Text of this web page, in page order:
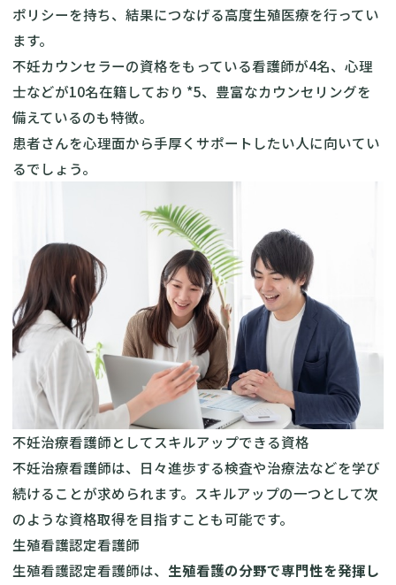
ポリシーを持ち、結果につなげる高度生殖医療を行ってい
ます。
不妊カウンセラーの資格をもっている看護師が4名、心理
士などが10名在籍しており *5、豊富なカウンセリングを
備えているのも特徴。
患者さんを心理面から手厚くサポートしたい人に向いてい
るでしょう。
不妊治療看護師としてスキルアップできる資格
不妊治療看護師は、日々進歩する検査や治療法などを学び
続けることが求められます。スキルアップの一つとして次
のような資格取得を目指すことも可能です。
生殖看護認定看護師
生殖看護認定看護師は、 生殖看護の分野で専門性を発揮し